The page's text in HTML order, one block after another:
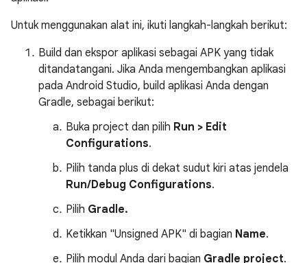
Untuk menggunakan alat ini, ikuti langkah-langkah berikut:
Build dan ekspor aplikasi sebagai APK yang tidak
ditandatangani. Jika Anda mengembangkan aplikasi
pada Android Studio, build aplikasi Anda dengan
Gradle, sebagai berikut:
Buka project dan pilih Run > Edit
Configurations.
Pilih tanda plus di dekat sudut kiri atas jendela
Run/Debug Configurations.
Pilih Gradle.
Ketikkan "Unsigned APK" di bagian Name.
Pilih modul Anda dari bagian Gradle project.